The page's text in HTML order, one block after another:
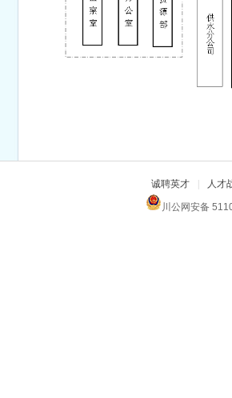
诚聘英才 | 人才
川公网安备